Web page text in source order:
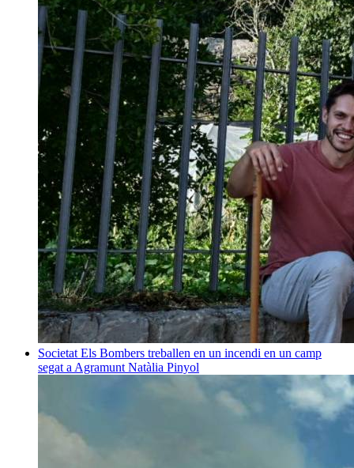
Societat Els Bombers treballen en un incendi en un camp
segat a Agramunt Natàlia Pinyol